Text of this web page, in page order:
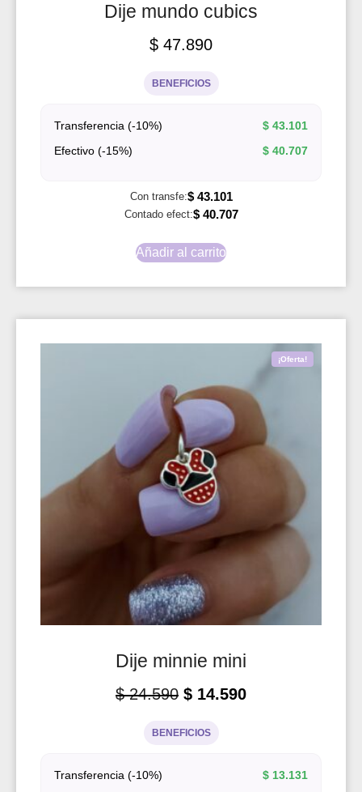
Dije mundo cubics
$ 47.890
BENEFICIOS
Transferencia (-10%) $ 43.101
Efectivo (-15%)
$ 40.707
Con transfe:$43.101
Contado efect:$40.707
Añadir al carrito
¡Oferta!
Dije minnie mini
$24.590 $ 14.590
BENEFICIOS
Transferencia (-10%) $ 13.131